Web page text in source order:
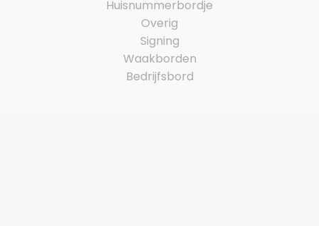
Huisnummerbordje
Overig
Signing
Waakborden
Bedrijfsbord